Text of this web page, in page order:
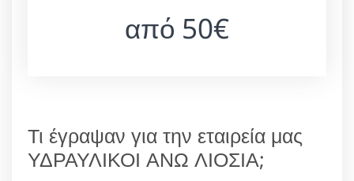
από 50€
Τι έγραψαν για την εταιρεία μας
ΥΔΡΑΥΛΙΚΟΙ ΑΝΩ ΛΙΟΣΙΑ;